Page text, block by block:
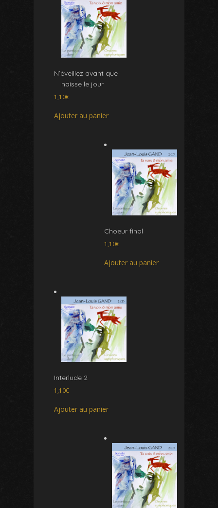
N’éveillez avant que
naisse le jour
1,10€
Ajouter au panier
Choeur final
1,10€
Ajouter au panier
Interlude 2
1,10€
Ajouter au panier